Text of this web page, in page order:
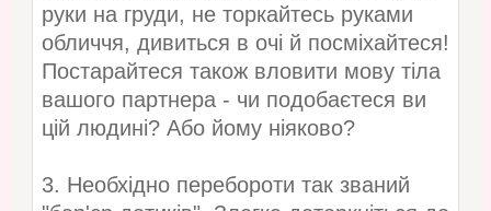
руки на груди, не торкайтесь руками
обличчя, дивиться в очі й посміхайтеся!
Постарайтеся також вловити мову тіла
вашого партнера - чи подобаєтеся ви
цій людині? Або йому ніяково?
3. Необхідно перебороти так званий